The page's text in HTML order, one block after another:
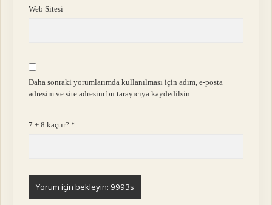
Web Sitesi
Daha sonraki yorumlarımda kullanılması için adım, e-posta
adresim ve site adresim bu tarayıcıya kaydedilsin.
7 + 8 kaçtır?*